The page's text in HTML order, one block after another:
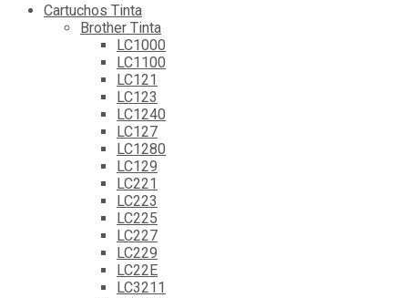
Cartuchos Tinta
Brother Tinta
LC1000
LC1100
LC121
LC123
LC1240
LC127
LC1280
LC129
LC221
LC223
LC225
LC227
LC229
LC22E
LC3211